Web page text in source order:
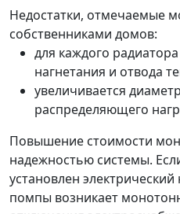
Недостатки, отмечаемые
собственниками домов:
для каждого
нагнетания и отвода
увеличивается
распределяющего
Повышение стоимости
надежностью системы.
установлен
помпы возникает